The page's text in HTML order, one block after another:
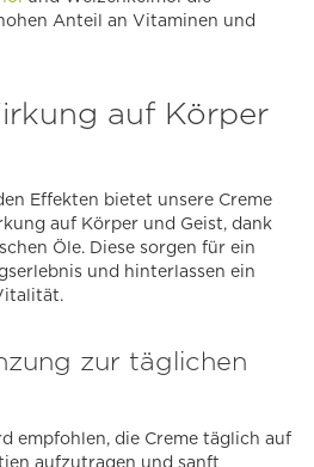
Anteil an Vitaminen und
auf Körper
Effekten bietet unsere Creme
auf Körper und Geist, dank
Öle. Diese sorgen für ein
und hinterlassen ein
zur täglichen
empfohlen, die Creme täglich auf
aufzutragen und sanft